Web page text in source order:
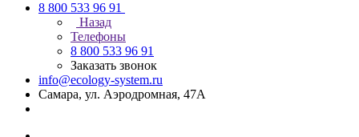
8 800 533 96 91
Назад
Телефоны
8 800 533 96 91
Заказать звонок
info@ecology-system.ru
Самара, ул. Аэродромная, 47А